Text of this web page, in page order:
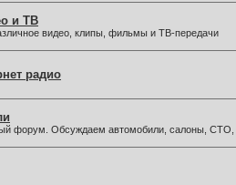
и ТВ
видео, клипы, фильмы и ТВ-передачи
радио
форум. Обсуждаем автомобили, салоны, СТО,